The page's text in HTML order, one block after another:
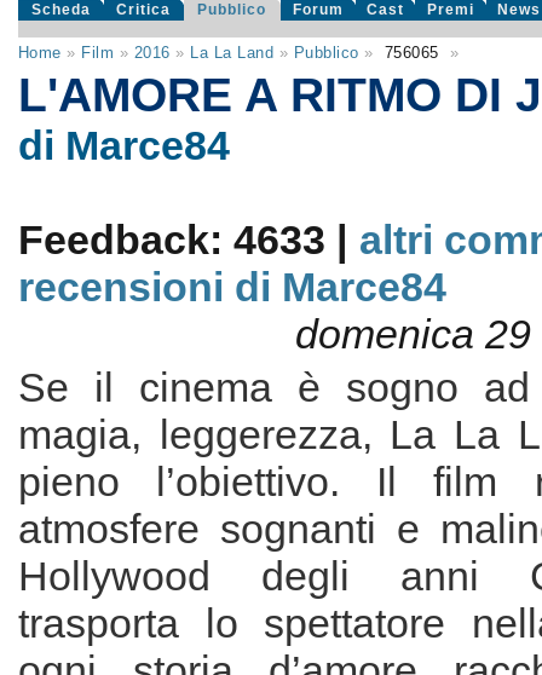
Scheda Critica Pubblico Forum Cast Premi News
Home » Film » 2016 » La La Land » Pubblico » 756065 »
L'AMORE A RITMO DI
di Marce84
Feedback: 4633 | altri
recensioni di Marce84
domenica
Se il cinema è sogno ad
magia, leggerezza, La La
pieno l’obiettivo. Il film
atmosfere sognanti e
Hollywood degli anni
trasporta lo spettatore